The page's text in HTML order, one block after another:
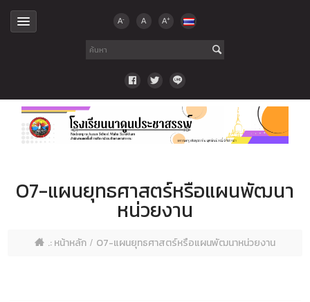
A- A A+
O7-แผนยุทธศาสตร์หรือแผนพัฒนา
หน่วยงาน
.: หน้าหลัก O7-แผนยุทธศาสตร์หรือแผนพัฒนาหน่วยงาน